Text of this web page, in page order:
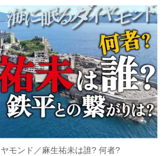
モンド／麻生祐未は誰? 何者?